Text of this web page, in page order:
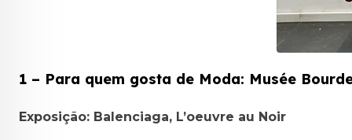
1 – Para quem gosta de Moda: Musée
Exposição: Balenciaga, L’oeuvre au Noir